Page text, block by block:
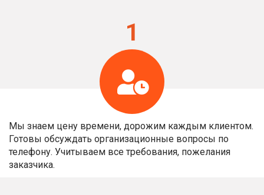
Мы знаем цену времени, дорожим каждым клиентом.
Готовы обсуждать организационные вопросы по
телефону. Учитываем все требования, пожелания
заказчика.
1